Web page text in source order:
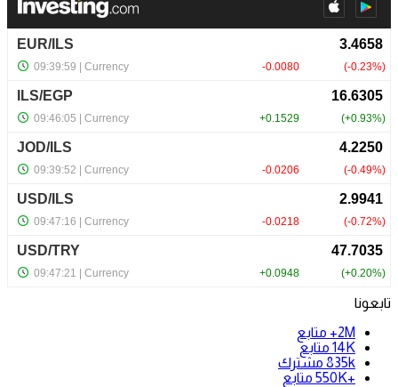
تابعونا
2M+
متابع
14K متابع
835k مشترك
+550K
متابع